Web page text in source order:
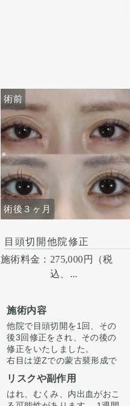
術前
術後３ヶ月
目頭切開他院修正
施術料金： 275,000円（税
込、...
施術内容
他院で目頭切開を1回、その
後3回修正をされ、その後の
修正をいたしました。
右目は逆Zでの蒙古襞形成で
狭くし、右目はZ形成での目
頭切開で広げ左右差を修正し
ています。
リスクや副作用
はれ、むくみ、内出血がおこ